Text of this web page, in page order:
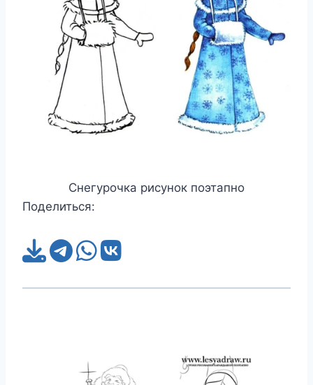
Снегурочка рисунок поэтапно
Поделиться: